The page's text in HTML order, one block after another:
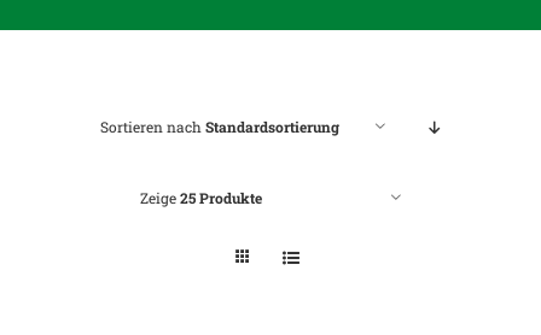
Sortieren nach Standardsortierung
Zeige25 Produkte